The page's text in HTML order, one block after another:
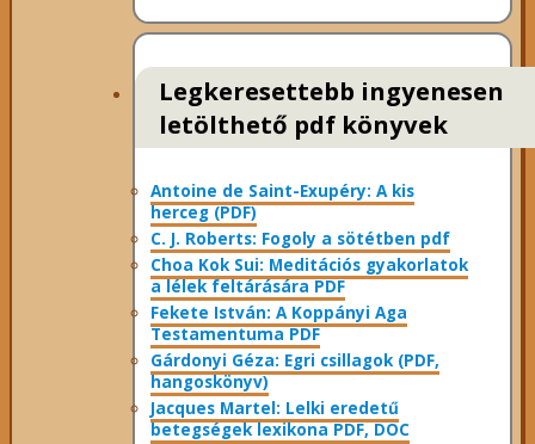
Legkeresettebb ingyenesen
letölthető pdf könyvek
Antoine de Saint-Exupéry: A kis
herceg (PDF)
C. J. Roberts: Fogoly a sötétben pdf
Choa Kok Sui: Meditációs gyakorlatok
a lélek feltárására PDF
Fekete István: A Koppányi Aga
Testamentuma PDF
Gárdonyi Géza: Egri csillagok (PDF,
hangoskönyv)
Jacques Martel: Lelki eredetű
betegségek lexikona PDF, DOC